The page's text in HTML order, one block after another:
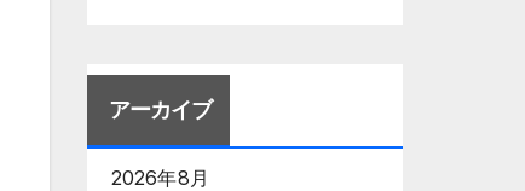
アーカイブ
2026年8月